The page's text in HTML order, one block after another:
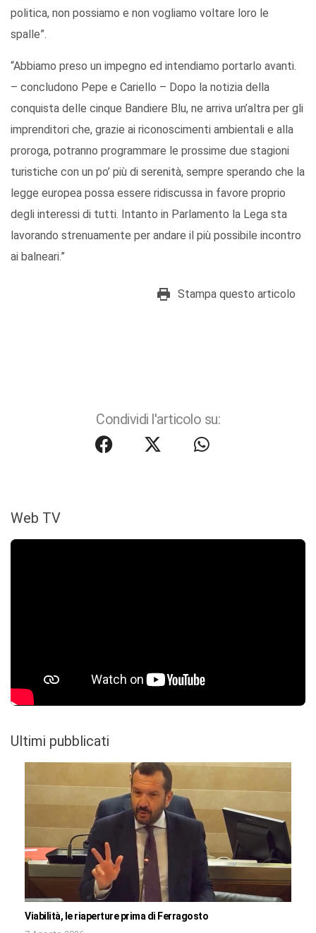
politica, non possiamo e non vogliamo voltare loro le
spalle”.
“Abbiamo preso un impegno ed intendiamo portarlo avanti.
– concludono Pepe e Cariello – Dopo la notizia della
conquista delle cinque Bandiere Blu, ne arriva un’altra per gli
imprenditori che, grazie ai riconoscimenti ambientali e alla
proroga, potranno programmare le prossime due stagioni
turistiche con un po’ più di serenità, sempre sperando che la
legge europea possa essere ridiscussa in favore proprio
degli interessi di tutti. Intanto in Parlamento la Lega sta
lavorando strenuamente per andare il più possibile incontro
ai balneari.”
Stampa questo articolo
Condividi l'articolo su:
Web TV
Ultimi pubblicati
Viabilità, le riaperture prima di Ferragosto